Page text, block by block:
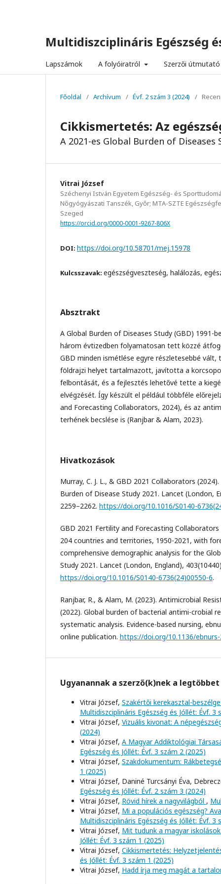
Multidiszciplináris Egészség
Lapszámok A folyóiratról Szerzői útmutató
Főoldal / Archívum / Évf. 2 szám 3 (2024) /
Cikkismertetés: Az
A 2021-es Global Burden of
Vitrai József
Széchenyi István Egyetem Egészség- és
Nőgyógyászati Tanszék, Győr; MTA-SZTE
Szeged
https://orcid.org/0000-0001-9267-806X
DOI: https://doi.org/10.58701/mej.15978
Kulcsszavak: egészségveszteség, halálozás,
Absztrakt
A Global Burden of Diseases Study (GBD) 1991-
három évtizedben folyamatosan tett közzé
GBD minden ismétlése egyre részletesebbé
földrajzi helyet tartalmazott, javította a
felbontását, és a fejlesztés lehetővé tette a
elvégzését. Így készült el például többféle
and Forecasting Collaborators, 2024), és az
terhének becslése is (Ranjbar & Alam, 2023).
Hivatkozások
Murray, C. J. L., & GBD 2021 Collaborators
Burden of Disease Study 2021. Lancet (London,
2259–2262. https://doi.org/10.1016/S0140-
GBD 2021 Fertility and Forecasting
204 countries and territories, 1950-2021, with
comprehensive demographic analysis for the
Study 2021. Lancet (London, England),
https://doi.org/10.1016/S0140-6736(24)00550-6.
Ranjbar, R., & Alam, M. (2023). Antimicrobial
(2022). Global burden of bacterial antimi-crobial
systematic analysis. Evidence-based nursing,
online publication. https://doi.org/10.1136/
Ugyanannak a szerző(k)nek a
Vitrai József, Szakértői kerekasztal-
Multidiszciplináris Egészség és Jóllét: Évf. 3
Vitrai József, Vizuális kivonat: A
(2024)
Vitrai József, A Magyar Addiktológiai
Egészség és Jóllét: Évf. 3 szám 2 (2025)
Vitrai József, Szakdokumentum:
1 (2025)
Vitrai József, Daniné Turcsányi Éva,
Egészség és Jóllét: Évf. 2 szám 3 (2024)
Vitrai József, Rövid hírek a nagyvilágból ,
Vitrai József, Mi a populációs egészség?
Multidiszciplináris Egészség és Jóllét: Évf. 3
Vitrai József, Mit tudunk a magyar
Jóllét: Évf. 3 szám 1 (2025)
Vitrai József, Cikkismertetés:
és Jóllét: Évf. 3 szám 1 (2025)
Vitrai József, Hadd írja meg magát a